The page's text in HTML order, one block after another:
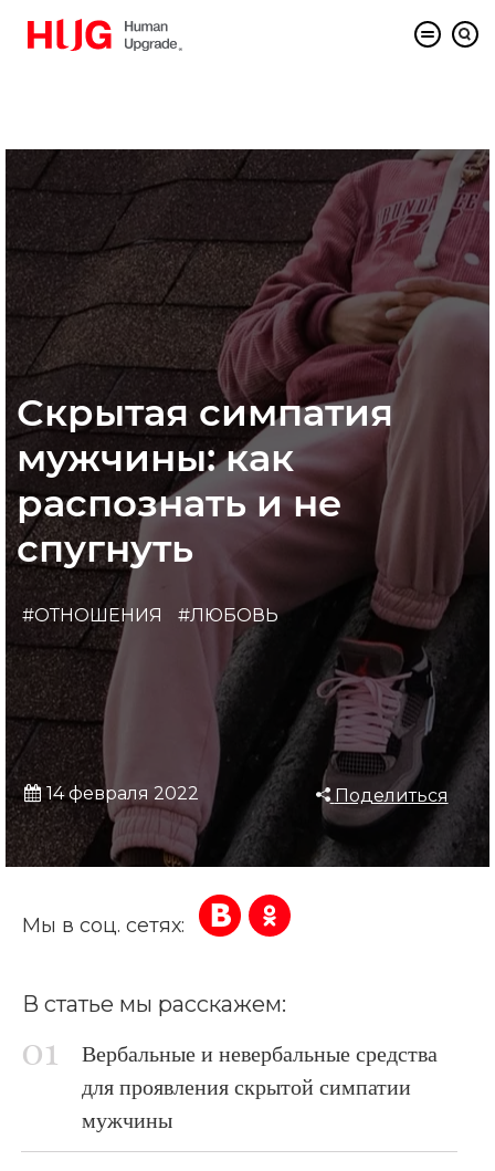
Скрытая симпатия
мужчины: как
распознать и не
спугнуть
#ОТНОШЕНИЯ #ЛЮБОВЬ
14 февраля 2022 Поделиться
Мы в соц. сетях:
В статье мы расскажем:
Вербальные и невербальные средства
для проявления скрытой симпатии
мужчины